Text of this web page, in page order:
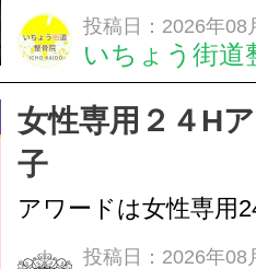
ありませんか？無意
は、顎の痛みや疲れ
フェイスラインの張
のこわばり・頭痛や
ながることがありま
投稿日：2026年08
いちょう街道
女性専用２４H
子
アワードは女性専用
フエステを 思いっ
投稿日：2026年08